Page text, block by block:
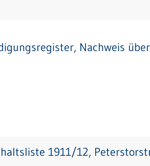
Nachweis
1911/12,